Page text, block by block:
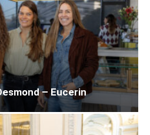
– Eucerin